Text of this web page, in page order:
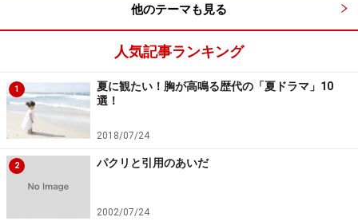
他のテーマも見る
人気記事ランキング
1
夏に観たい！胸が高鳴る歴代の「夏ドラマ」10
選！
2018/07/24
2 パクリと引用のあいだ
2002/07/24